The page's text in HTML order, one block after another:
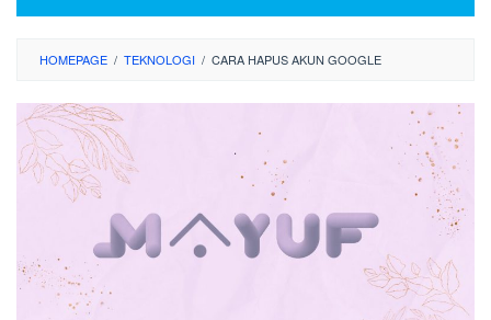
HOMEPAGE / TEKNOLOGI / CARA HAPUS AKUN GOOGLE